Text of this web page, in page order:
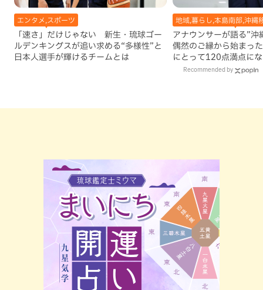
エンタメ,スポーツ
「速さ」だけじゃない 新生・琉球ゴー
ルデンキングスが追い求める“多様性”と
日本人選手が輝けるチームとは
地域,暮らし,本島南部,沖縄
アナウンサーが語る”沖
偶然のご縁から始まっ
にとって120点満点に
Recommended by